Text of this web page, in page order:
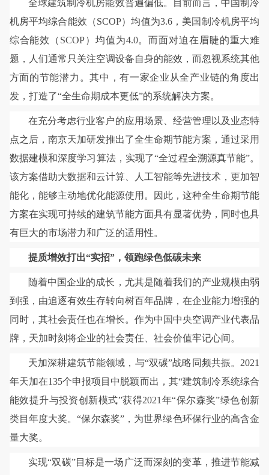
全球建筑制冷机房能效普遍偏低。目前而言，中国制冷
机房平均综合能效（SCOP）均值为3.6，美国制冷机房平均
综合能效（SCOP）均值为4.0。而面对迫在眉睫的重大难
题，人们通常只关注空调设备自身的能效，而忽视系统其他
方面的节能潜力。其中，有一家企业从全产业链的角度出
发，打造了“全生命期成本更低”的系统解决方案。
在充分考虑行业客户的应用场景、经营管理以及业态特
点之后，南京天加研发推出了全生命期节能方案，通过采用
数据建模和深度学习算法，实现了“全过程全溯源真节能”。
该方案借助大数据和云计算、人工智能等先进技术，更加智
能化，能够主动地优化能源使用。因此，这种全生命期节能
方案在实现可持续的建筑节能方面具有显著优势，同时也具
有巨大的市场潜力和广泛的适用性。
提质增效打出“实招”，领跑绿色低碳未来
随着中国企业的成长，尤其是随着我们的产业规模由弱
到强，由追逐有效生存转向树百年品牌，在企业能力增强的
同时，其社会责任也在增长。作为中国中央空调产业代表品
牌，天加时刻将企业的社会责任、社会价值牢记心间。
天加深耕建筑节能领域，与“双碳”战略同频共振。2021
年天加在135个申报项目中脱颖而出，其“建筑制冷系统综合
能效提升与投资创新模式”获得2021年“保尔森奖”绿色创新
类目年度大奖。“保尔森奖”，为世界绿色环保行业的高含金
量大奖。
实现“双碳”目标是一场广泛而深刻的变革，推进节能减